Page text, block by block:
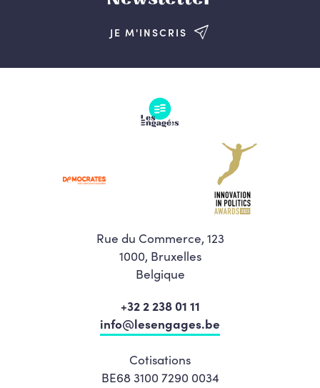
JE M'INSCRIS
Rue du Commerce, 123
1000, Bruxelles
Belgique
+32 2 238 01 11
info@lesengages.be
Cotisations
BE68 3100 7290 0034